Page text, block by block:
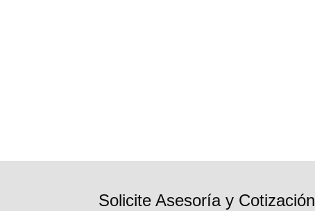
Solicite Asesoría y Cotización